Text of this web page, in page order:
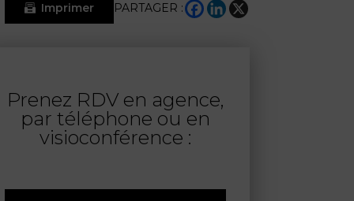
Imprimer PARTAGER :
Prenez RDV en agence,
par téléphone ou en
visioconférence :